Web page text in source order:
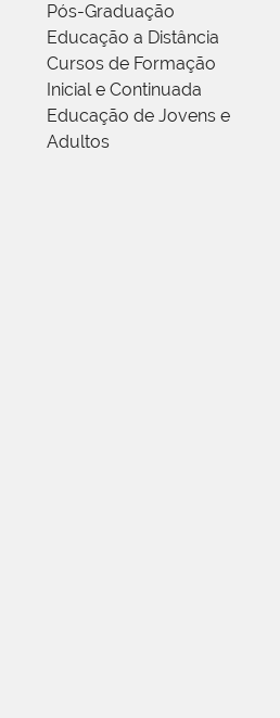
Pós-Graduação
Educação a Distância
Cursos de Formação
Inicial e Continuada
Educação de Jovens e
Adultos